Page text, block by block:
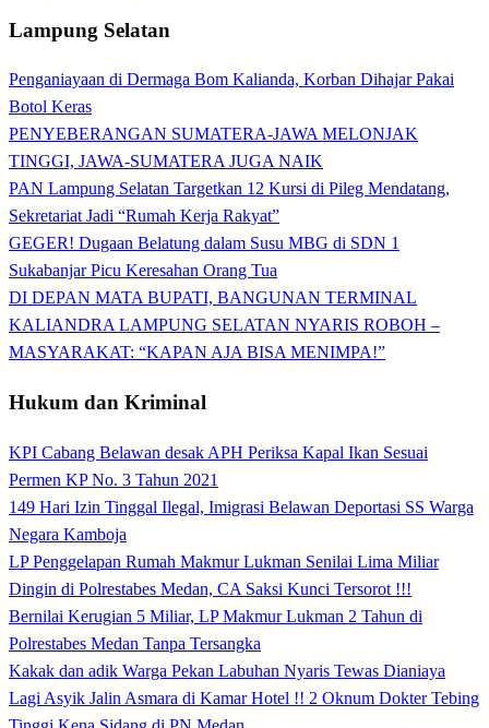
Lampung Selatan
Penganiayaan di Dermaga Bom Kalianda, Korban Dihajar Pakai
Botol Keras
PENYEBERANGAN SUMATERA-JAWA MELONJAK
TINGGI, JAWA-SUMATERA JUGA NAIK
PAN Lampung Selatan Targetkan 12 Kursi di Pileg Mendatang,
Sekretariat Jadi “Rumah Kerja Rakyat”
GEGER! Dugaan Belatung dalam Susu MBG di SDN 1
Sukabanjar Picu Keresahan Orang Tua
DI DEPAN MATA BUPATI, BANGUNAN TERMINAL
KALIANDRA LAMPUNG SELATAN NYARIS ROBOH –
MASYARAKAT: “KAPAN AJA BISA MENIMPA!”
Hukum dan Kriminal
KPI Cabang Belawan desak APH Periksa Kapal Ikan Sesuai
Permen KP No. 3 Tahun 2021
149 Hari Izin Tinggal Ilegal, Imigrasi Belawan Deportasi SS Warga
Negara Kamboja
LP Penggelapan Rumah Makmur Lukman Senilai Lima Miliar
Dingin di Polrestabes Medan, CA Saksi Kunci Tersorot !!!
Bernilai Kerugian 5 Miliar, LP Makmur Lukman 2 Tahun di
Polrestabes Medan Tanpa Tersangka
Kakak dan adik Warga Pekan Labuhan Nyaris Tewas Dianiaya
Lagi Asyik Jalin Asmara di Kamar Hotel !! 2 Oknum Dokter Tebing